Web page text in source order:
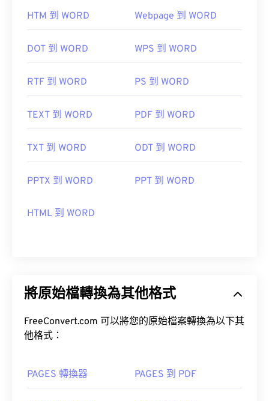
HTM 到 WORD Webpage 到 WORD
DOT 到 WORD WPS 到 WORD
RTF 到 WORD PS 到 WORD
TEXT 到 WORD PDF 到 WORD
TXT 到 WORD ODT 到 WORD
PPTX 到 WORD PPT 到 WORD
HTML 到 WORD
將原始檔轉換為其他格式
FreeConvert.com 可以將您的原始檔案轉換為以下其
他格式：
PAGES 轉換器 PAGES 到 PDF